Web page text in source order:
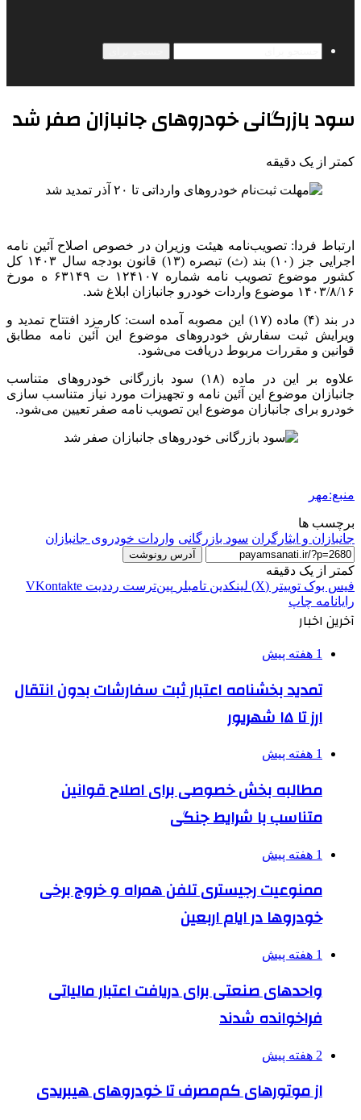
سود بازرگانی خودروهای جانبازان صفر شد
کمتر از یک دقیقه
ارتباط فردا: تصویب‌نامه هیئت وزیران در خصوص اصلاح آئین نامه
اجرایی جز (۱۰) بند (
ث)
تبصره (۱۳) قانون بودجه سال ۱۴۰۳ کل
کشور موضوع تصویب نامه شماره ۱۲۴۱۰۷
ت ه مورخ
۱۴۰۳/۸/۱۶ موضوع واردات خودرو جانبازان ابلاغ شد.
در بند (۴) ماده (۱۷) این مصوبه آمده است: کارمزد افتتاح تمدید و
ویرایش ثبت سفارش خودروهای موضوع این آئین نامه مطابق
قوانین و مقررات مربوط دریافت می‌شود.
علاوه بر این در ماده (۱۸) سود بازرگانی خودروهای متناسب
جانبازان موضوع این آئین نامه و تجهیزات مورد نیاز متناسب سازی
خودرو برای جانبازان موضوع این تصویب نامه صفر تعیین می‌شود.
منبع:مهر
برچسب ها
جانبازان و ایثارگران سود بازرگانی واردات خودروی جانبازان
آدرس رونوشت
کمتر از یک دقیقه
فیس بوک توییتر (X) لینکدین ‫تامبلر ‫پین‌ترست ‫رددیت ‫VKontakte
رایانامه چاپ
آخرین اخبار
1 هفته پیش
تمدید بخشنامه اعتبار ثبت سفارشات بدون انتقال
ارز تا ۱۵ شهریور
1 هفته پیش
مطالبه بخش خصوصی برای اصلاح قوانین
متناسب با شرایط جنگی
1 هفته پیش
ممنوعیت رجیستری تلفن همراه و خروج برخی
خودروها در ایام اربعین
1 هفته پیش
واحدهای صنعتی برای دریافت اعتبار مالیاتی
فراخوانده شدند
2 هفته پیش
از موتورهای کم‌مصرف تا خودروهای هیبریدی